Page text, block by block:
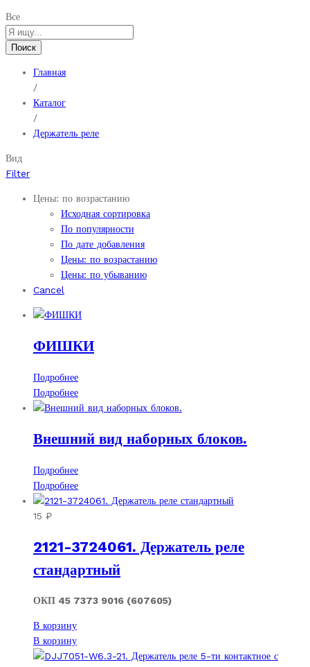
Все
Поиск
Главная
/
Каталог
/
Держатель реле
Вид
Filter
Цены: по возрастанию
Исходная сортировка
По популярности
По дате добавления
Цены: по возрастанию
Цены: по убыванию
Cancel
ФИШКИ
Подробнее
Подробнее
Внешний вид наборных блоков.
Подробнее
Подробнее
15 ₽
2121-3724061. Держатель реле
стандартный
ОКП 45 7373 9016 (607605)
В корзину
В корзину